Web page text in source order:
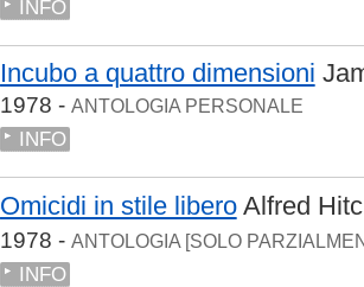
INFO
Incubo a quattro dimensioni
1978 - ANTOLOGIA PERSONALE
INFO
Omicidi in stile libero Alfred
1978 - ANTOLOGIA [SOLO
INFO